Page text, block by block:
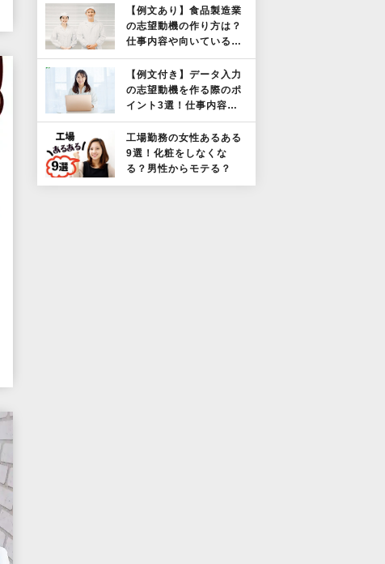
【例文あり】食品製造業
の志望動機の作り方は？
仕事内容や向いている人
も解説！
【例文付き】データ入力
の志望動機を作る際のポ
イント3選！仕事内容や
向いている人も解説！
工場勤務の女性あるある
9選！化粧をしなくな
る？男性からモテる？